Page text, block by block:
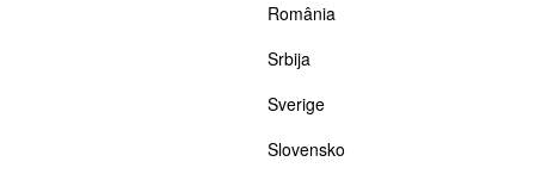
România
Srbija
Sverige
Slovensko